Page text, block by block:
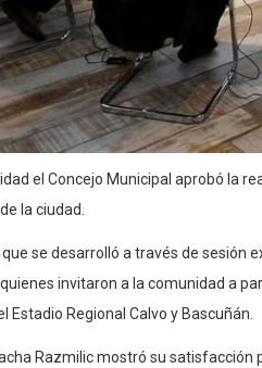
el Concejo Municipal aprobó la
la ciudad.
que se desarrolló a través de sesión
invitaron a la comunidad a
Estadio Regional Calvo y Bascuñán.
Razmilic mostró su